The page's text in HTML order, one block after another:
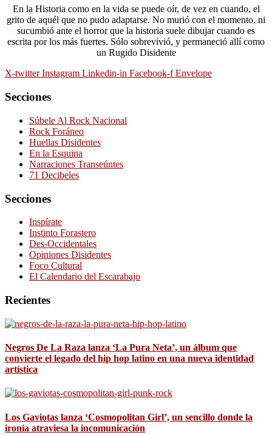
En la Historia como en la vida se puede oír, de vez en cuando, el
grito de aquél que no pudo adaptarse. No murió con el momento, ni
sucumbió ante el horror que la historia suele dibujar cuando es
escrita por los más fuertes. Sólo sobrevivió, y permaneció allí como
un Rugido Disidente
X-twitter Instagram Linkedin-in Facebook-f Envelope
Secciones
Súbele Al Rock Nacional
Rock Foráneo
Huellas Disidentes
En la Esquina
Narraciones Transeúntes
71 Decibeles
Secciones
Inspírate
Instinto Forastero
Des-Occidentales
Opiniones Disidentes
Foco Cultural
El Calendario del Escarabajo
Recientes
Negros De La Raza lanza ‘La Pura Neta’, un álbum que
convierte el legado del hip hop latino en una nueva identidad
artística
Los Gaviotas lanza ‘Cosmopolitan Girl’, un sencillo donde la
ironía atraviesa la incomunicación